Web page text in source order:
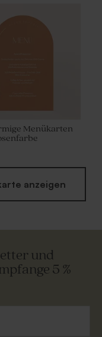
in sanftem
Menükarten
anzeigen
und
5 %